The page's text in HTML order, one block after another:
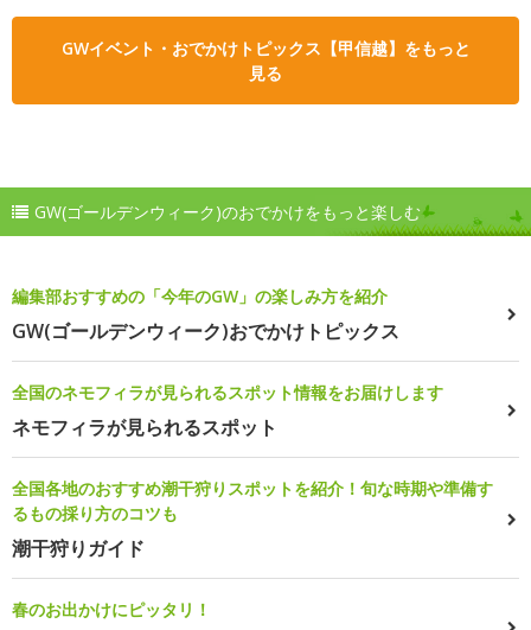
GWイベント・おでかけトピックス【甲信越】をもっと
見る
GW(ゴールデンウィーク)のおでかけをもっと楽しむ
編集部おすすめの「今年のGW」の楽しみ方を紹介
GW(ゴールデンウィーク)おでかけトピックス
全国のネモフィラが見られるスポット情報をお届けします
ネモフィラが見られるスポット
全国各地のおすすめ潮干狩りスポットを紹介！旬な時期や準備す
るもの採り方のコツも
潮干狩りガイド
春のお出かけにピッタリ！